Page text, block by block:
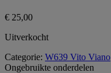
€ 25,00
Uitverkocht
Categorie: W639 Vito Viano
Ongebruikte onderdelen